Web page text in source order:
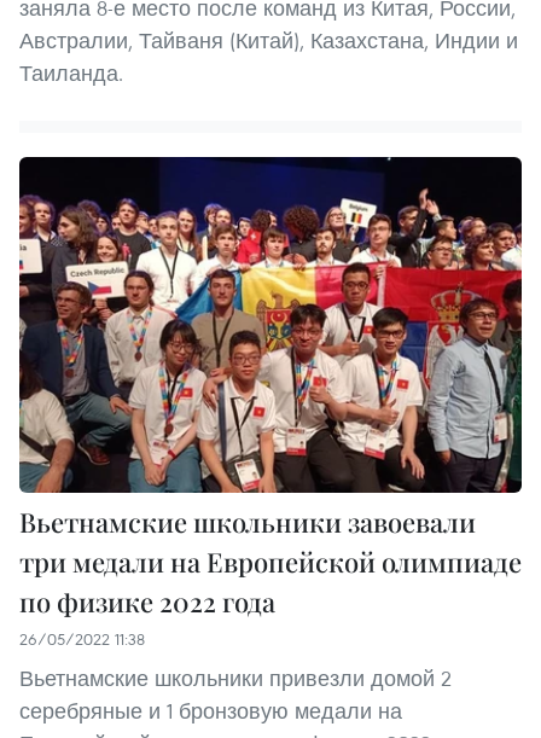
заняла 8-е место после команд из Китая, России,
Австралии, Тайваня (Китай), Казахстана, Индии и
Таиланда.
Вьетнамские школьники завоевали
три медали на Европейской олимпиаде
по физике 2022 года
26/05/2022 11:38
Вьетнамские школьники привезли домой 2
серебряные и 1 бронзовую медали на